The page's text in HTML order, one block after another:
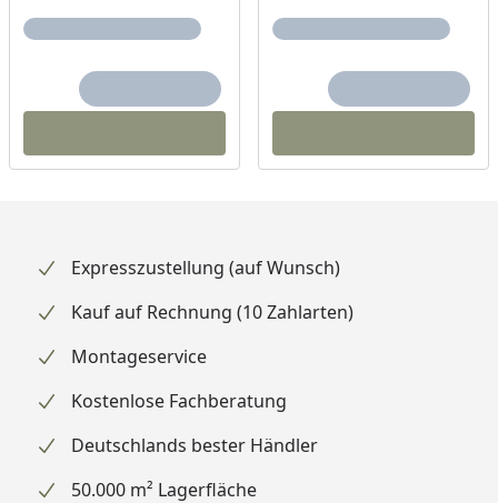
Expresszustellung (auf Wunsch)
Kauf auf Rechnung (10 Zahlarten)
Montageservice
Kostenlose Fachberatung
Deutschlands bester Händler
50.000 m² Lagerfläche